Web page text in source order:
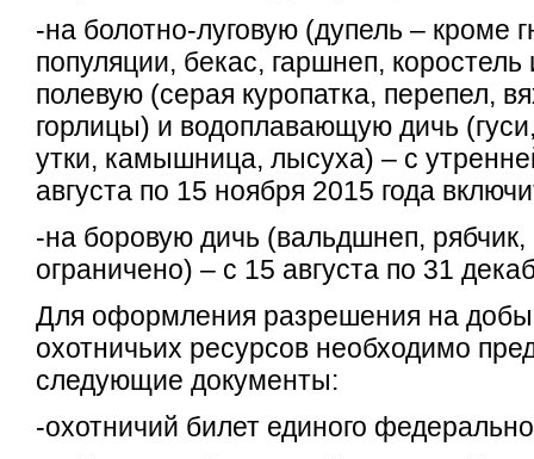
-на болотно-луговую (дупель – кроме
популяции, бекас, гаршнеп, коростель
полевую (серая куропатка, перепел,
горлицы) и водоплавающую дичь
утки, камышница, лысуха) – с
августа по 15 ноября 2015 года
-на боровую дичь (вальдшнеп, рябчик,
ограничено) – с 15 августа по 31
Для оформления разрешения на
охотничьих ресурсов необходимо
следующие документы:
-охотничий билет единого